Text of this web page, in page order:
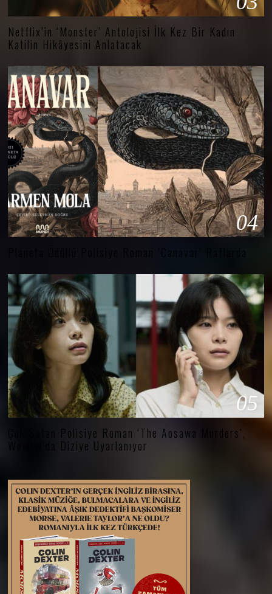
Netflix’in ‘Monster’ Antolojisi İlk Kez Bir Kadın
Katilin Hikâyesini Anlatacak
04
Planeta Ödüllü Polisiye Roman ‘Canavar’ Raflarda
05
Çok Satan Polisiye Roman ‘The Aosawa Murders’,
Wowow’da Diziye Uyarlanıyor